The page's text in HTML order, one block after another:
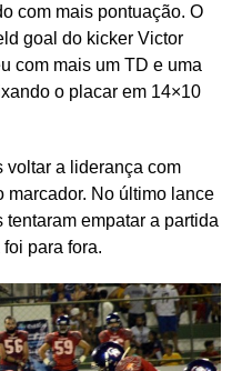
com mais pontuação. O
goal do kicker Victor
com mais um TD e uma
o placar em 14×10
voltar a liderança com
marcador. No último lance
empatar a partida
para fora.